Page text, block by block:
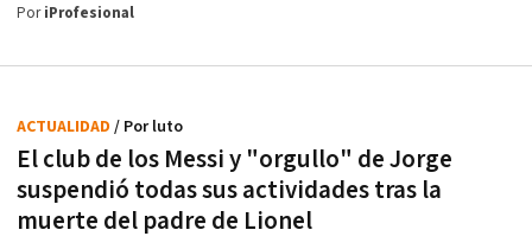
PoriProfesional
El club de los Messi y "orgullo" de Jorge
suspendió todas sus actividades tras la
muerte del padre de Lionel
ACTUALIDAD / Por luto